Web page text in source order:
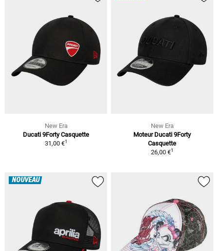
New Era
Ducati 9Forty Casquette
31,00 €1
New Era
Moteur Ducati 9Forty
Casquette
26,00 €1
NOUVEAU